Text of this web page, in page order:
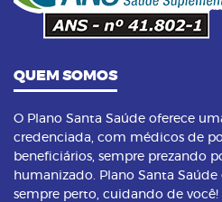
QUEM SOMOS
O Plano Santa Saúde oferece
credenciada, com médicos de
beneficiários, sempre prezando
humanizado. Plano Santa
sempre perto, cuidando de você!